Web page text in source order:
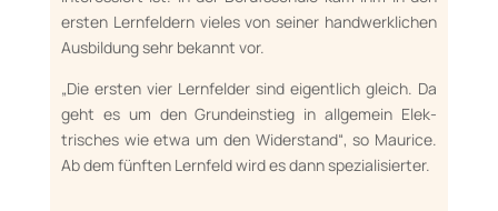
ersten Lernfeldern vieles von seiner hand­werklichen
Ausbildung sehr bekannt vor.
„Die ers­ten vier Lernfelder sind eigentlich gleich. Da
geht es um den Grundeinstieg in allgemein Elek­
trisches wie etwa um den Widerstand“, so Maurice.
Ab dem fünften Lernfeld wird es dann spe­zialisierter.